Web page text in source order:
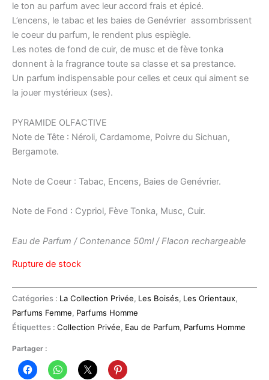
le ton au parfum avec leur accord frais et épicé.
L’encens, le tabac et les baies de Genévrier assombrissent
le coeur du parfum, le rendent plus espiègle.
Les notes de fond de cuir, de musc et de fève tonka
donnent à la fragrance toute sa classe et sa prestance.
Un parfum indispensable pour celles et ceux qui aiment se
la jouer mystérieux (ses).
PYRAMIDE OLFACTIVE
Note de Tête : Néroli, Cardamome, Poivre du Sichuan,
Bergamote.
Note de Coeur : Tabac, Encens, Baies de Genévrier.
Note de Fond : Cypriol, Fève Tonka, Musc, Cuir.
Eau de Parfum / Contenance 50ml / Flacon rechargeable
Rupture de stock
Catégories : La Collection Privée, Les Boisés, Les Orientaux,
Parfums Femme, Parfums Homme
Étiquettes : Collection Privée, Eau de Parfum, Parfums Homme
Partager :